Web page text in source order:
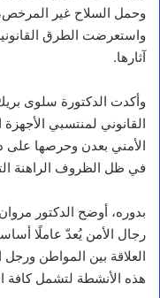
وحمل السلاح غير المرخص،
واستعرضت الطرق
آثارها.
وأكدت الدكتورة سلوى
القانوني لمنتسبي الأجهزة
الأمني بعدن وحرصها على
في ظل الظروف الراهنة
بدوره، أوضح الدكتور
رجال الأمن يُعدّ عاملًا
العلاقة بين المواطن
هذه الأنشطة لتشمل كافة
أخبار محلية